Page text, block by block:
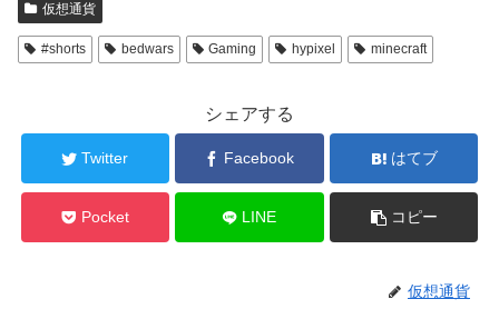
仮想通貨
#shorts bedwars Gaming hypixel minecraft
シェアする
Twitter Facebook はてブ
Pocket LINE コピー
仮想通貨